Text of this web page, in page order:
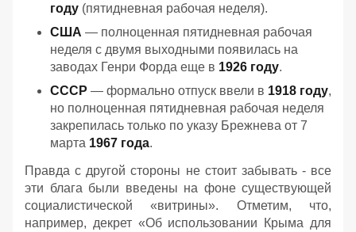
году (пятидневная рабочая неделя).
США — полноценная пятидневная рабочая
неделя с двумя выходными появилась на
заводах Генри Форда еще в 1926 году.
СССР — формально отпуск ввели в 1918 году,
но полноценная пятидневная рабочая неделя
закрепилась только по указу Брежнева от 7
марта 1967 года.
Правда с другой стороны не стоит забывать - все
эти блага были введены на фоне существующей
социалистической «витрины». Отметим, что,
например, декрет «Об использовании Крыма для